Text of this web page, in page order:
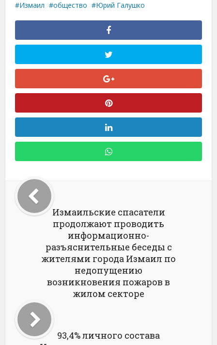
Измаил общество Юрий Галушко
Измаильские спасатели
продолжают проводить
информационно-
разъяснительные беседы с
жителями города Измаил по
недопущению
возникновения пожаров в
жилом секторе
93,4% личного состава